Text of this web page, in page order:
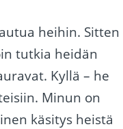
heihin. Sitten
tutkia heidän
Kyllä – he
Minun on
käsitys heistä